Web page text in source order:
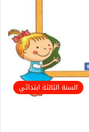
السنة الثالثة ابتدائي